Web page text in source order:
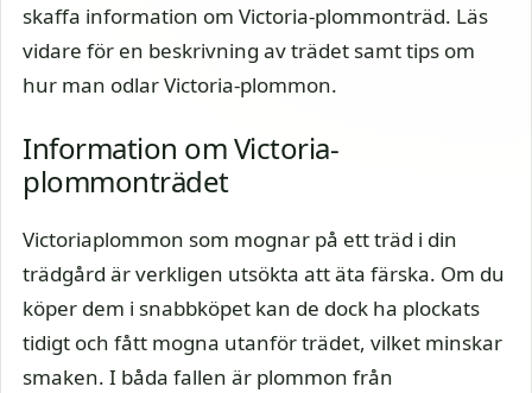
skaffa information om Victoria-plommonträd. Läs
vidare för en beskrivning av trädet samt tips om
hur man odlar Victoria-plommon.
Information om Victoria-
plommonträdet
Victoriaplommon som mognar på ett träd i din
trädgård är verkligen utsökta att äta färska. Om du
köper dem i snabbköpet kan de dock ha plockats
tidigt och fått mogna utanför trädet, vilket minskar
smaken. I båda fallen är plommon från